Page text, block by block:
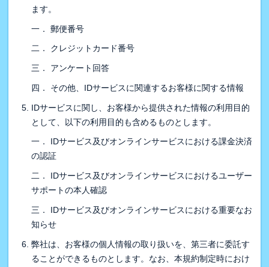
ます。
一． 郵便番号
二． クレジットカード番号
三． アンケート回答
四． その他、IDサービスに関連するお客様に関する情報
IDサービスに関し、お客様から提供された情報の利用目的
として、以下の利用目的も含めるものとします。
一． IDサービス及びオンラインサービスにおける課金決済
の認証
二． IDサービス及びオンラインサービスにおけるユーザー
サポートの本人確認
三． IDサービス及びオンラインサービスにおける重要なお
知らせ
弊社は、お客様の個人情報の取り扱いを、第三者に委託す
ることができるものとします。なお、本規約制定時におけ